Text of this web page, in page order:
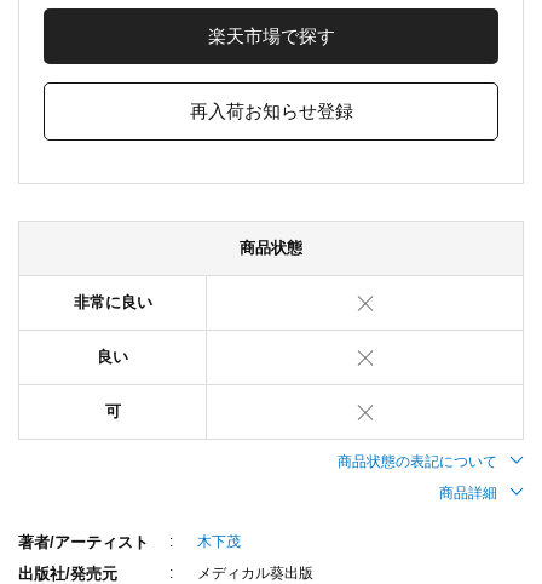
楽天市場で探す
再入荷お知らせ登録
商品状態
非常に良い
良い
可
商品状態の表記について
商品詳細
著者/アーティスト 木下茂
出版社/発売元 メディカル葵出版